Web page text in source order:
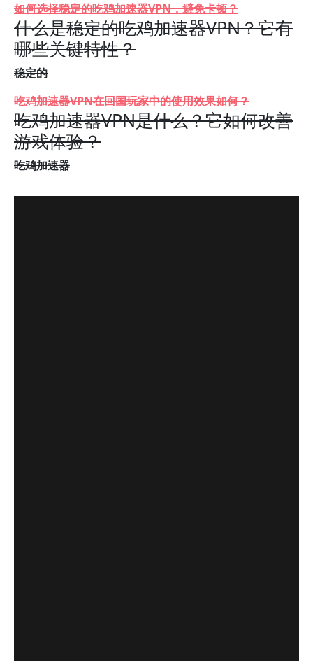
如何选择稳定的吃鸡加速器VPN，避免卡顿？
什么是稳定的吃鸡加速器VPN？它有
哪些关键特性？
稳定的
吃鸡加速器VPN在回国玩家中的使用效果如何？
吃鸡加速器VPN是什么？它如何改善
游戏体验？
吃鸡加速器